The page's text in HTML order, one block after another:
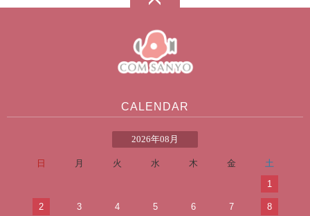
CALENDAR
2026年08月
日 月 火 水 木 金
土
1
2 3 4 5 6 7 8